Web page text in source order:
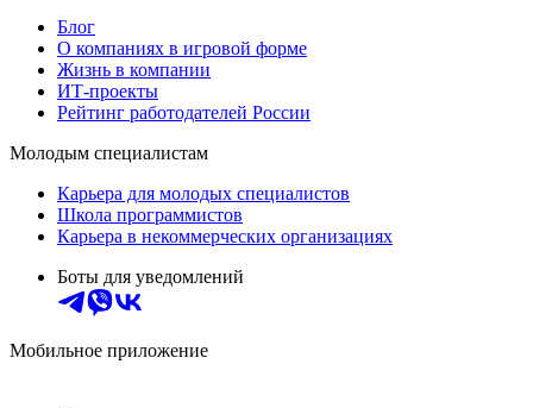
Блог
О компаниях в игровой форме
Жизнь в компании
ИТ-проекты
Рейтинг работодателей России
Молодым специалистам
Карьера для молодых специалистов
Школа программистов
Карьера в некоммерческих организациях
Боты для уведомлений
Мобильное приложение